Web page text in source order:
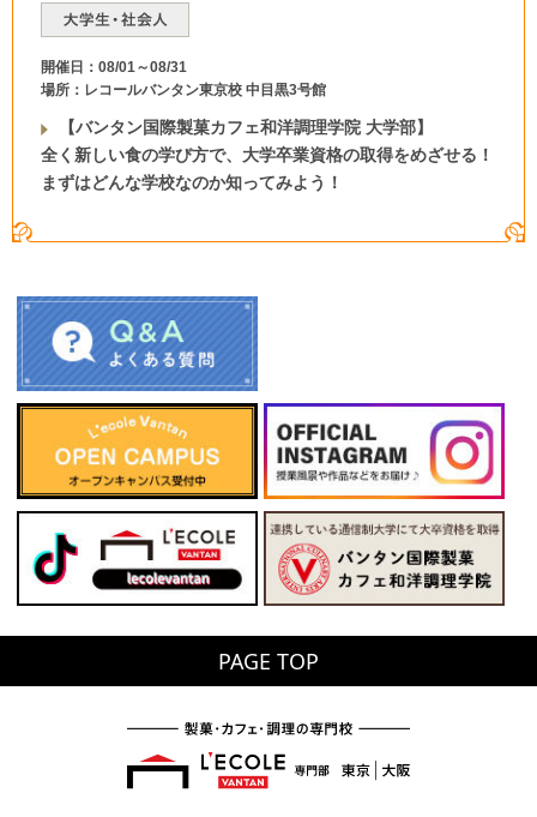
開催日：08/01～08/31
場所：レコールバンタン東京校 中目黒3号館
【バンタン国際製菓カフェ和洋調理学院 大学部】
全く新しい食の学び方で、大学卒業資格の取得をめざせる！
まずはどんな学校なのか知ってみよう！
PAGE TOP